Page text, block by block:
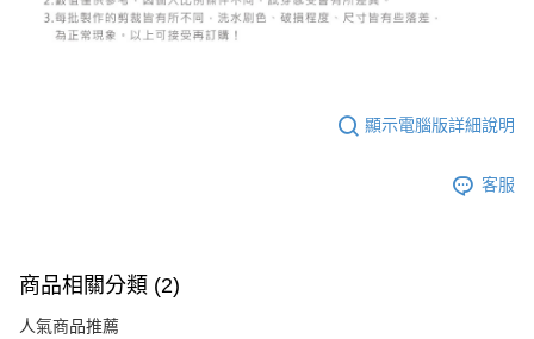
顯示電腦版詳細說明
客服
商品相關分類 (2)
人氣商品推薦